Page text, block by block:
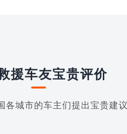
援车友宝贵评价
各城市的车主们提出宝贵建议